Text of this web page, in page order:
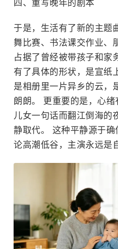
四、重写晚年的剧本
于是，生活有了新的主题
舞比赛、书法课交作业、
占据了曾经被带孩子和家
有了具体的形状，是宣纸
是相册里一片异乡的云，
朗朗。 更重要的是，心
儿女一句话而翻江倒海的
静取代。 这种平静源于
论高潮低谷，主演永远是